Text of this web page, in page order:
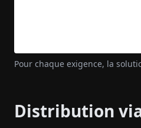
Pour chaque exigence, la
Distribution